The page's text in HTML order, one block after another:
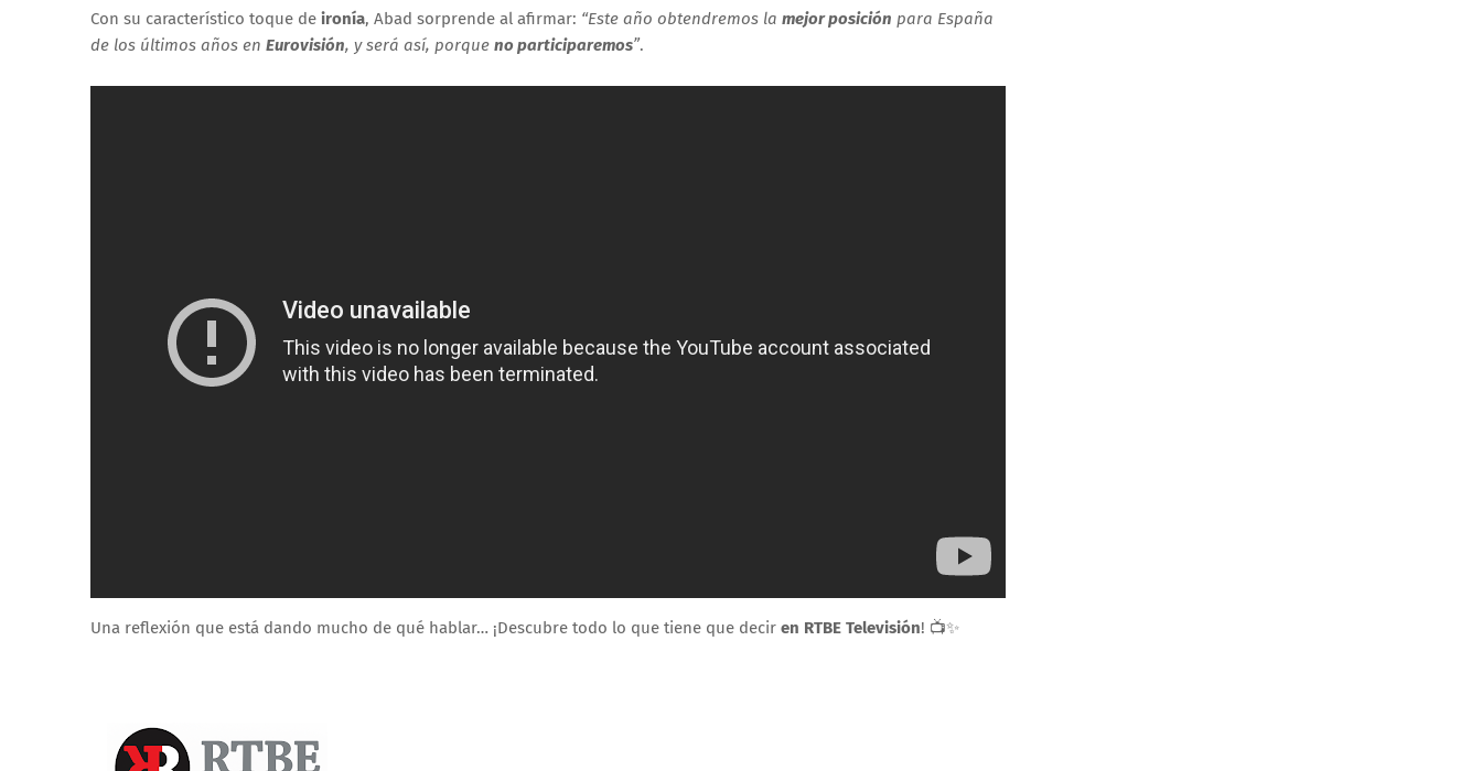
Con su característico toque de ironía, Abad sorprende al afirmar: “Este año obtendremos la mejor posición para España
de los últimos años en Eurovisión, y será así, porque no participaremos”.
Una reflexión que está dando mucho de qué hablar… ¡Descubre todo lo que tiene que decir en RTBE Televisión! 📺✨